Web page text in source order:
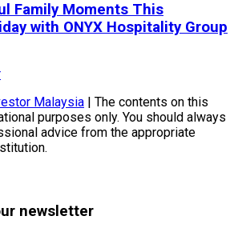
Family Moments This
with ONYX Hospitality Group
Malaysia | The contents on this
purposes only. You should always
advice from the appropriate
newsletter